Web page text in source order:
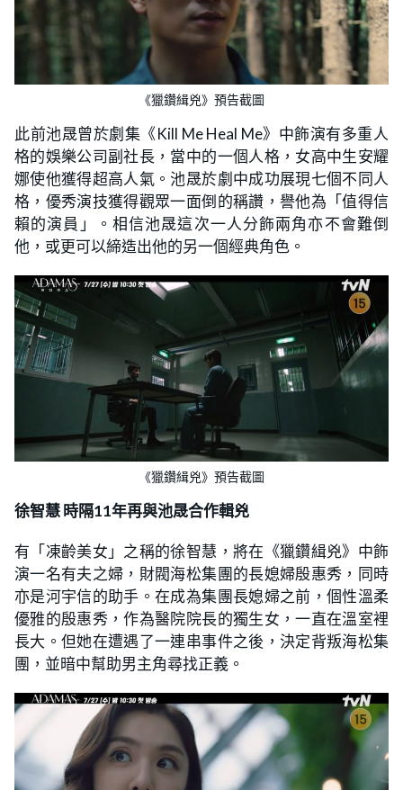
《獵鑽緝兇》預告截圖
此前池晟曾於劇集《Kill Me Heal Me》中飾演有多重人
格的娛樂公司副社長，當中的一個人格，女高中生安耀
娜使他獲得超高人氣。池晟於劇中成功展現七個不同人
格，優秀演技獲得觀眾一面倒的稱讚，譽他為「值得信
賴的演員」。相信池晟這次一人分飾兩角亦不會難倒
他，或更可以締造出他的另一個經典角色。
《獵鑽緝兇》預告截圖
徐智慧 時隔11年再與池晟合作輯兇
有「凍齡美女」之稱的徐智慧，將在《獵鑽緝兇》中飾
演一名有夫之婦，財閥海松集團的長媳婦殷惠秀，同時
亦是河宇信的助手。在成為集團長媳婦之前，個性溫柔
優雅的殷惠秀，作為醫院院長的獨生女，一直在溫室裡
長大。但她在遭遇了一連串事件之後，決定背叛海松集
團，並暗中幫助男主角尋找正義。